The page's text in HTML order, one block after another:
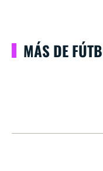
MÁS DE